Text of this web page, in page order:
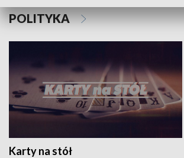
POLITYKA
Karty na stół